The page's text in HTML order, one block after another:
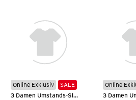
Online Exklusiv
SALE
3 Damen Umstands-Slips
Online